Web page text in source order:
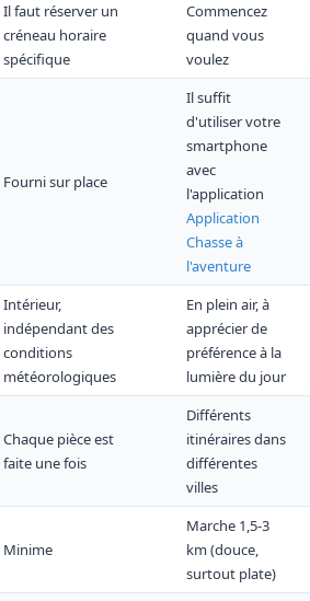
Il faut réserver un
créneau horaire
spécifique
Commencez
quand vous
voulez
Fourni sur place
Il suffit
d'utiliser votre
smartphone
avec
l'application
Application
Chasse à
l'aventure
Intérieur,
indépendant des
conditions
météorologiques
En plein air, à
apprécier de
préférence à la
lumière du jour
Chaque pièce est
faite une fois
Différents
itinéraires dans
différentes
villes
Minime
Marche 1,5-3
km (douce,
surtout plate)